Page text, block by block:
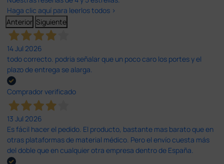
Haga clic aquí para leerlos todos >
Anterior Siguiente
14 Jul 2026
todo correcto. podria señalar que un poco caro los portes y el
plazo de entrega se alarga.
Comprador verificado
13 Jul 2026
Es fácil hacer el pedido. El producto, bastante mas barato que en
otras plataformas de material médico. Pero el envío cuesta más
del doble que en cualquier otra empresa dentro de España.